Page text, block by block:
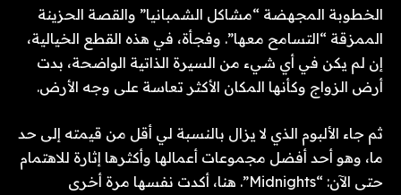
الخطوبة المجهضة “مشاكل الشمبانيا” والقصة الحزينة
الممزقة “التسامح معها”. وفجأة، في هذه القطع الخيالية،
إن لم يكن في أي شيء من السيرة الذاتية الواضحة، بدت
أرض الزواج وكأنها المكان الأكثر تعاسة على وجه الأرض.
ثم جاء الألبوم الذي لا يزال بالنسبة لي أقل من قيمته إلى حد
ما، وهو أحد أفضل مجموعات أعمالها وأكثرها إثارة للاهتمام
حتى الآن: “Midnights”. هنا، أكدت نفسها مرة أخرى